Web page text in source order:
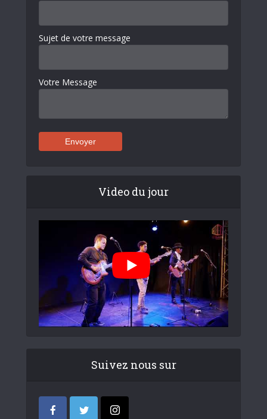
Sujet de votre message
Votre Message
Video du jour
Suivez nous sur